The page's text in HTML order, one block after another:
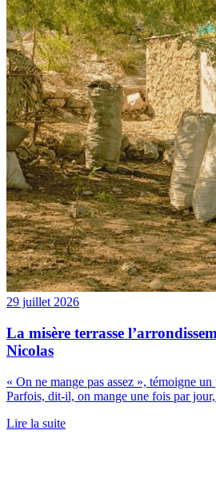
29 juillet 2026
La misère terrasse
Nicolas
« On ne mange pas assez », témoigne
Parfois, dit-il, on mange une fois par
Lire la suite